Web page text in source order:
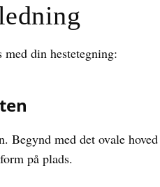
din hestetegning:
Begynd med det ovale
på plads.